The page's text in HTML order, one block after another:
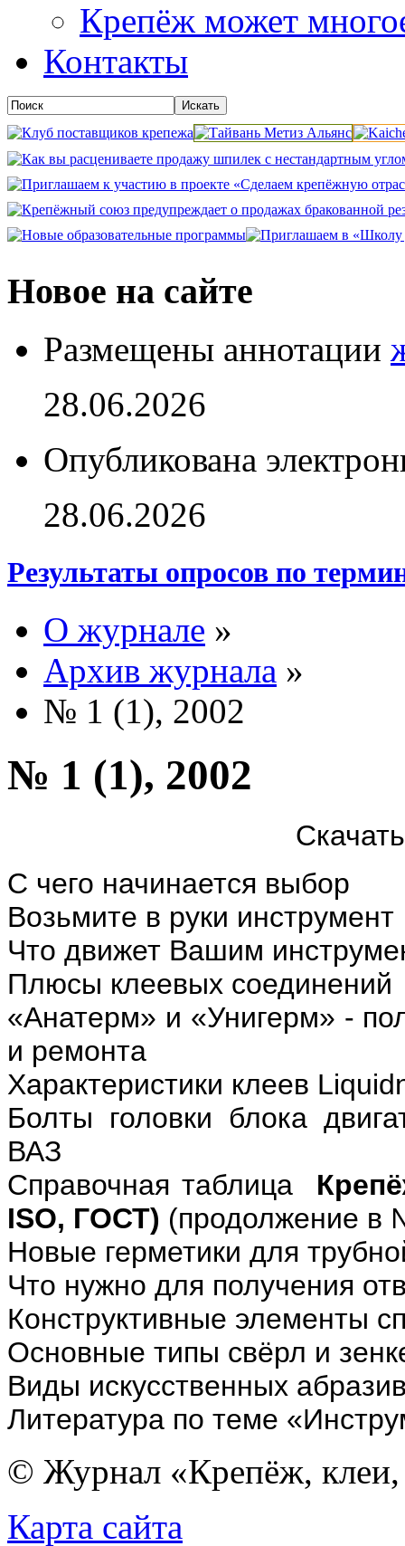
Крепёж может
Контакты
Новое на сайте
Размещены аннотации
28.06.2026
Опубликована
28.06.2026
Результаты опросов по
О журнале »
Архив журнала »
№ 1 (1), 2002
№ 1 (1), 2002
С чего начинается выбор
Возьмите в руки инструмент
Что движет Вашим
Плюсы клеевых соединений
«Анатерм» и «Унигерм» -
и ремонта
Характеристики клеев Liquid
Болты головки блока
ВАЗ
Справочная таблица
ISO, ГОСТ) (продолжение в
Новые герметики для
Что нужно для получения
Конструктивные элементы
Основные типы свёрл и
Виды искусственных
Литература по теме
© Журнал «Крепёж, клеи,
Карта сайта